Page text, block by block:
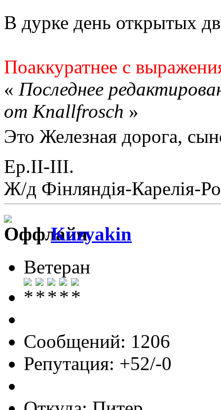
В дурке день открытых
Поаккуратнее с
« Последнее
от Knallfrosch »
Это Железная дорога,
Ер.II-III.
Ж/д Фiнляндiя-Карелiя-
Kuzyakin
Ветеран
Сообщений: 1206
Репутация: +52/-0